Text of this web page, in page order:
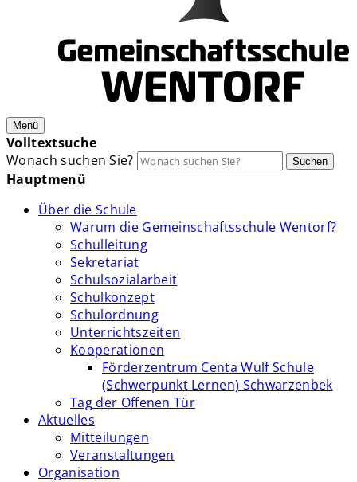
Menü
Volltextsuche
Wonach suchen Sie?
Suchen
Hauptmenü
Über die Schule
Warum die Gemeinschaftsschule Wentorf?
Schulleitung
Sekretariat
Schulsozialarbeit
Schulkonzept
Schulordnung
Unterrichtszeiten
Kooperationen
Förderzentrum Centa Wulf Schule
(Schwerpunkt Lernen) Schwarzenbek
Tag der Offenen Tür
Aktuelles
Mitteilungen
Veranstaltungen
Organisation